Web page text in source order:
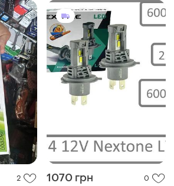
2 1070 грн 0